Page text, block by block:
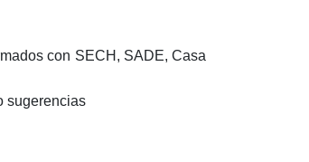
con SECH, SADE, Casa
sugerencias